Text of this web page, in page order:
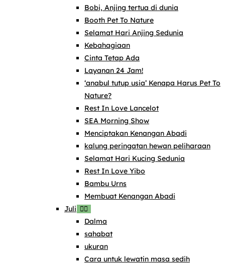
Bobi, Anjing tertua di dunia
Booth Pet To Nature
Selamat Hari Anjing Sedunia
Kebahagiaan
Cinta Tetap Ada
Layanan 24 Jam!
‘anabul tutup usia’ Kenapa Harus Pet To
Nature?
Rest In Love Lancelot
SEA Morning Show
Menciptakan Kenangan Abadi
kalung peringatan hewan peliharaan
Selamat Hari Kucing Sedunia
Rest In Love Yibo
Bambu Urns
Membuat Kenangan Abadi
Juli
Dalma
sahabat
ukuran
Cara untuk lewatin masa sedih